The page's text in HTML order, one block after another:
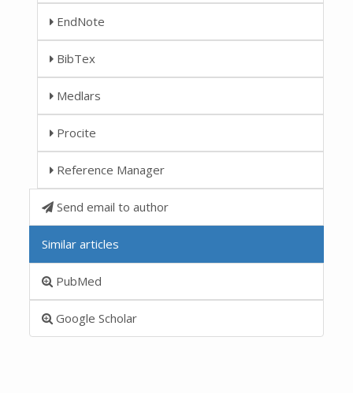
EndNote
BibTex
Medlars
Procite
Reference Manager
Send email to author
Similar articles
PubMed
Google Scholar